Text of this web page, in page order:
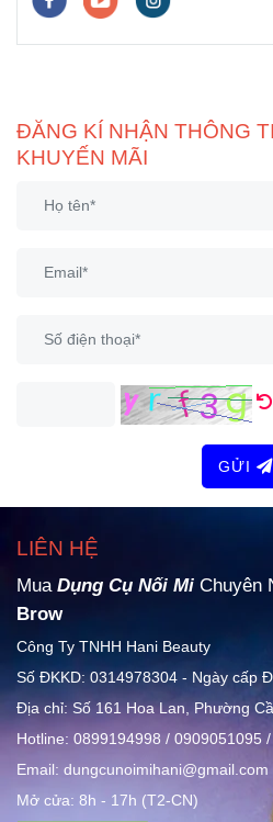
ĐĂNG KÍ NHẬN THÔNG
KHUYẾN MÃI
GỬI
LIÊN HỆ
Mua Dụng Cụ Nối Mi Chuyên
Brow
Công Ty TNHH Hani Beauty
Số ĐKKD: 0314978304 - Ngày cấp
Địa chỉ: Số 161 Hoa Lan, Phường
Hotline: 0899194998 / 0909051095
Email: dungcunoimihani@gmail.com
Mở cửa: 8h - 17h (T2-CN)